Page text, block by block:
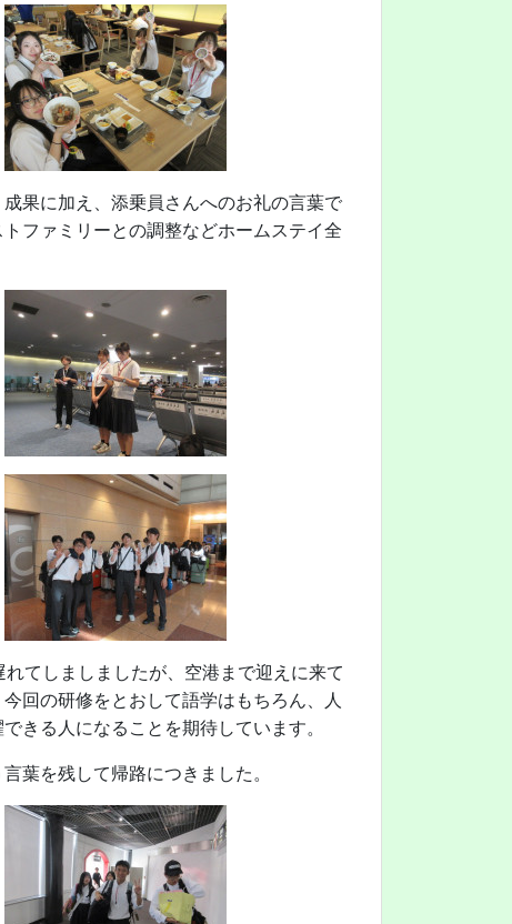
果に加え、添乗員さんへのお礼の言葉で
ファミリーとの調整などホームステイ全
てしましましたが、空港まで迎えに来て
回の研修をとおして語学はもちろん、人
きる人になることを期待しています。
葉を残して帰路につきました。